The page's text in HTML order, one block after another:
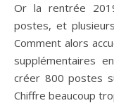
Or la rentrée
postes, et
Comment alors
supplémentaires
créer 800 postes
Chiffre beaucoup